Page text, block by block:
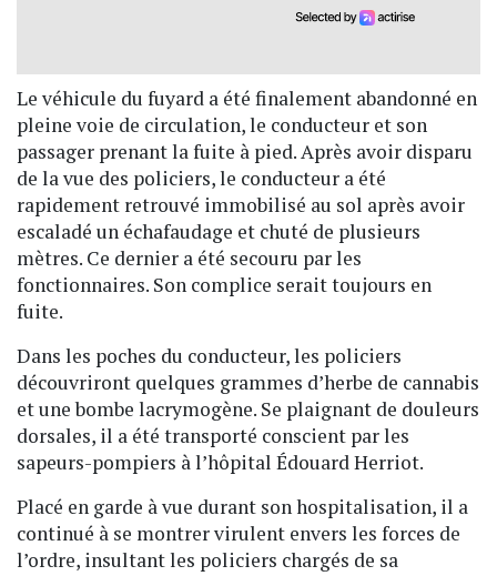
Le véhicule du fuyard a été finalement abandonné en
pleine voie de circulation, le conducteur et son
passager prenant la fuite à pied. Après avoir disparu
de la vue des policiers, le conducteur a été
rapidement retrouvé immobilisé au sol après avoir
escaladé un échafaudage et chuté de plusieurs
mètres. Ce dernier a été secouru par les
fonctionnaires. Son complice serait toujours en
fuite.
Dans les poches du conducteur, les policiers
découvriront quelques grammes d’herbe de cannabis
et une bombe lacrymogène. Se plaignant de douleurs
dorsales, il a été transporté conscient par les
sapeurs-pompiers à l’hôpital Édouard Herriot.
Placé en garde à vue durant son hospitalisation, il a
continué à se montrer virulent envers les forces de
l’ordre, insultant les policiers chargés de sa